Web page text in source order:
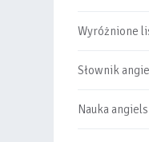
Wyróżnione
Słownik
Nauka